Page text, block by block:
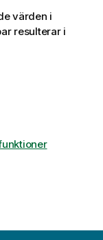
värden i
resulterar i